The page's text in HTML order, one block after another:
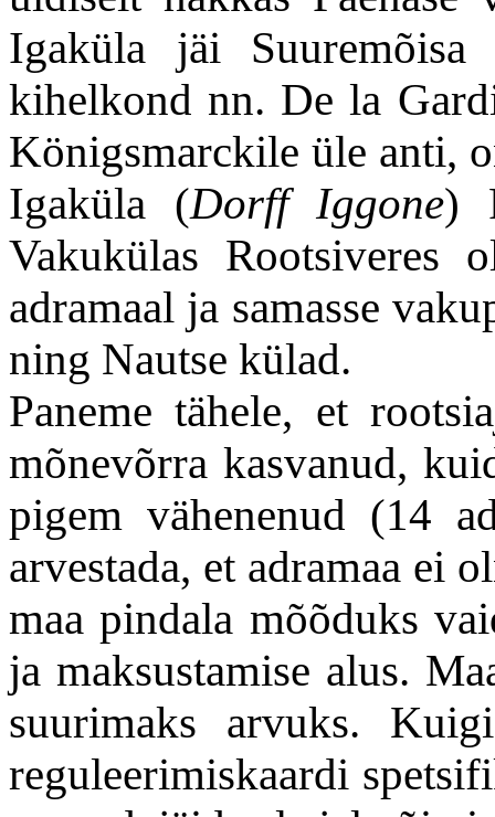
Igaküla jäi
kihelkond nn. De la
Königsmarckile üle anti,
Igaküla (Dorff Iggone)
Vakukülas
adramaal ja samasse
ning Nautse külad.
Paneme tähele, et
mõnevõrra kasvanud,
pigem vähenenud (14
arvestada, et adramaa ei
maa pindala mõõduks
ja maksustamise alus.
suurimaks arvuks.
reguleerimiskaardi